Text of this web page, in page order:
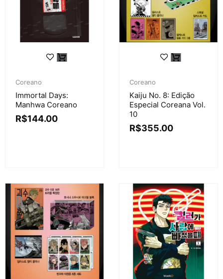
Coreano
Immortal Days:
Manhwa Coreano
R$144.00
Coreano
Kaiju No. 8: Edição
Especial Coreana Vol.
10
R$355.00